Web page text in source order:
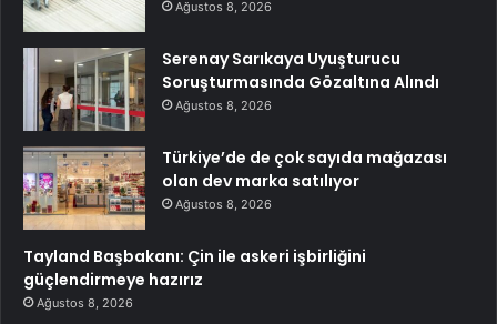
Ağustos 8, 2026
Serenay Sarıkaya Uyuşturucu
Soruşturmasında Gözaltına Alındı
Ağustos 8, 2026
Türkiye’de de çok sayıda mağazası
olan dev marka satılıyor
Ağustos 8, 2026
Tayland Başbakanı: Çin ile askeri işbirliğini
güçlendirmeye hazırız
Ağustos 8, 2026